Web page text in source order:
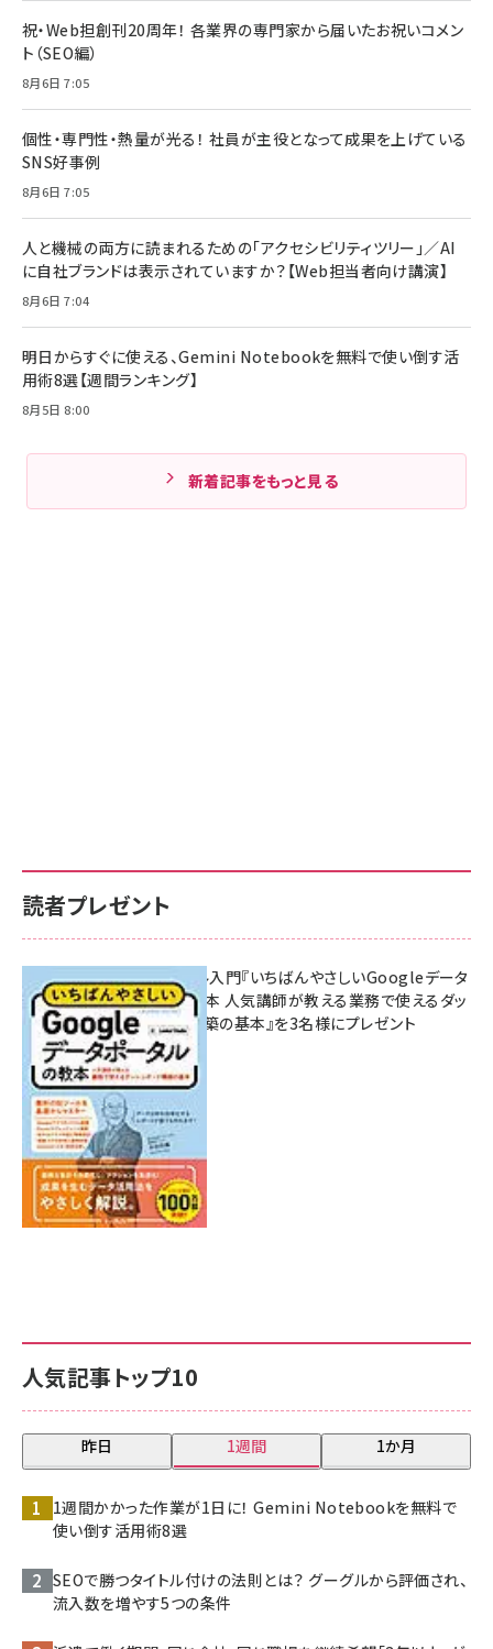
祝・Web担創刊20周年！ 各業界の専門家から届いたお祝いコメン
ト（SEO編）
8月6日 7:05
個性・専門性・熱量が光る！ 社員が主役となって成果を上げている
SNS好事例
8月6日 7:05
人と機械の両方に読まれるための「アクセシビリティツリー」／AI
に自社ブランドは表示されていますか？【Web担当者向け講演】
8月6日 7:04
明日からすぐに使える、Gemini Notebookを無料で使い倒す活
用術8選【週間ランキング】
8月5日 8:00
新着記事をもっと見る
人気記事トップ10
昨日 1週間 1か月
1週間かかった作業が1日に！ Gemini Notebookを無料で
使い倒す活用術8選
SEOで勝つタイトル付けの法則とは？ グーグルから評価され、
流入数を増やす5つの条件
読者プレゼント
無料BIツール入門『いちばんやさしいGoogleデータ
ポータルの教本 人気講師が教える業務で使えるダッ
シュボード構築の基本』を3名様にプレゼント
7月31日 10:00